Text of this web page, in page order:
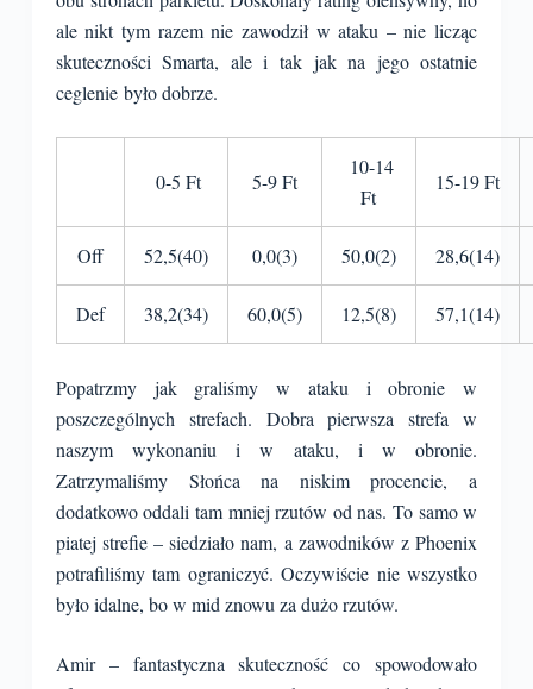
ale nikt tym razem nie zawodził w ataku – nie licząc
skuteczności Smarta, ale i tak jak na jego ostatnie
ceglenie było dobrze.
0-5 Ft 5-9 Ft
10-14
Ft
15-19 Ft
Off 52,5(40) 0,0(3) 50,0(2) 28,6(14)
Def 38,2(34) 60,0(5) 12,5(8) 57,1(14)
Popatrzmy jak graliśmy w ataku i obronie w
poszczególnych strefach. Dobra pierwsza strefa w
naszym wykonaniu i w ataku, i w obronie.
Zatrzymaliśmy Słońca na niskim procencie, a
dodatkowo oddali tam mniej rzutów od nas. To samo w
piatej strefie – siedziało nam, a zawodników z Phoenix
potrafiliśmy tam ograniczyć. Oczywiście nie wszystko
było idalne, bo w mid znowu za dużo rzutów.
Amir – fantastyczna skuteczność co spowodowało